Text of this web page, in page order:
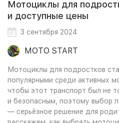
Мотоциклы для
и доступные цены
3 сентября 2024
MOTO START
Мотоциклы для подростков
популярными среди активных
чтобы этот транспорт был не
и безопасным, поэтому выбор
— серьёзное решение для